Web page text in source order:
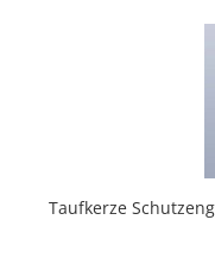
Taufkerze